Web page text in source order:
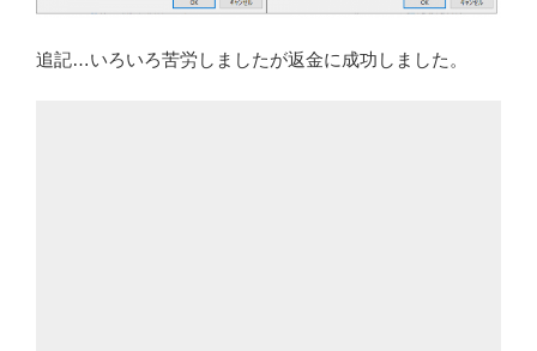
追記…いろいろ苦労しましたが返金に成功しました。